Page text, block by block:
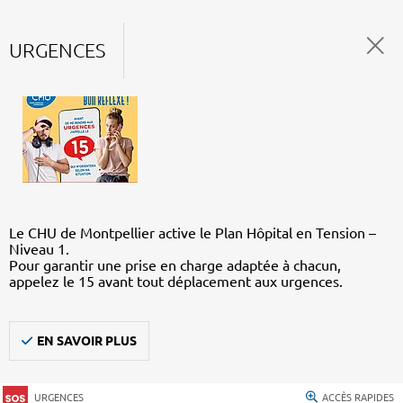
URGENCES
Le CHU de Montpellier active le Plan Hôpital en Tension –
Niveau 1.
Pour garantir une prise en charge adaptée à chacun,
appelez le 15 avant tout déplacement aux urgences.
EN SAVOIR PLUS
URGENCES ACCÈS RAPIDES